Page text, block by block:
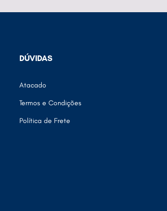
DÚVIDAS
Atacado
Termos e Condições
Política de Frete